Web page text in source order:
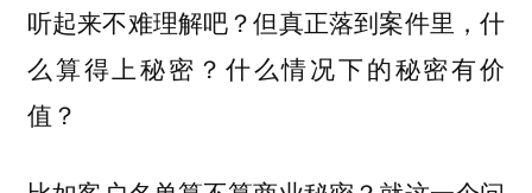
听起来不难理解吧？但真正落到案件里，什
么算得上秘密？什么情况下的秘密有价
值？